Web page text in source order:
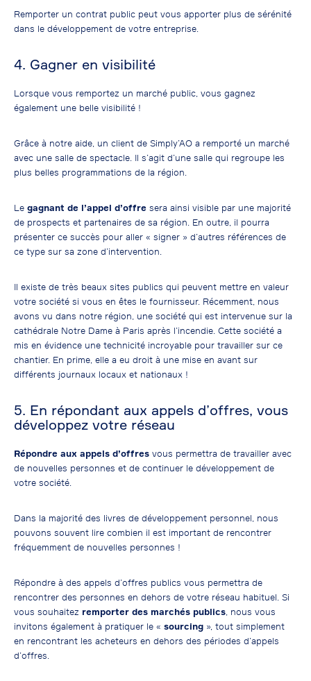
Remporter un contrat public peut vous apporter plus de sérénité
dans le développement de votre entreprise.
4. Gagner en visibilité
Lorsque vous remportez un marché public, vous gagnez
également une belle visibilité !
Grâce à notre aide, un client de Simply’AO a remporté un marché
avec une salle de spectacle. Il s’agit d’une salle qui regroupe les
plus belles programmations de la région.
Le gagnant de l’appel d’offre sera ainsi visible par une majorité
de prospects et partenaires de sa région. En outre, il pourra
présenter ce succès pour aller « signer » d’autres références de
ce type sur sa zone d’intervention.
Il existe de très beaux sites publics qui peuvent mettre en valeur
votre société si vous en êtes le fournisseur. Récemment, nous
avons vu dans notre région, une société qui est intervenue sur la
cathédrale Notre Dame à Paris après l’incendie. Cette société a
mis en évidence une technicité incroyable pour travailler sur ce
chantier. En prime, elle a eu droit à une mise en avant sur
différents journaux locaux et nationaux !
5. En répondant aux appels d’offres, vous
développez votre réseau
Répondre aux appels d’offres vous permettra de travailler avec
de nouvelles personnes et de continuer le développement de
votre société.
Dans la majorité des livres de développement personnel, nous
pouvons souvent lire combien il est important de rencontrer
fréquemment de nouvelles personnes !
Répondre à des appels d’offres publics vous permettra de
rencontrer des personnes en dehors de votre réseau habituel. Si
vous souhaitez remporter des marchés publics , nous vous
invitons également à pratiquer le « sourcing », tout simplement
en rencontrant les acheteurs en dehors des périodes d’appels
d’offres.